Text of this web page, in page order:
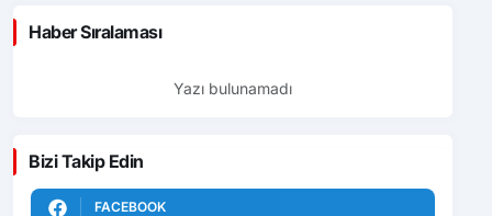
Haber Sıralaması
Yazı bulunamadı
Bizi Takip Edin
FACEBOOK